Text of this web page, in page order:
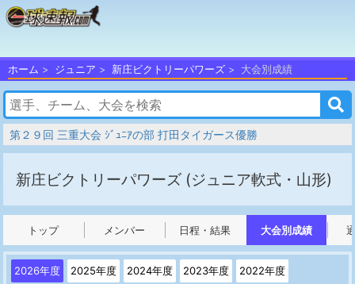
ホーム ジュニア 新庄ビクトリーパワーズ 大会別成績
第２９回 三重大会 ｼﾞｭﾆｱの部 打田タイガース優勝
新庄ビクトリーパワーズ (ジュニア軟式・山形)
トップ メンバー 日程・結果 大会別成績
2026年度 2025年度 2024年度 2023年度 2022年度